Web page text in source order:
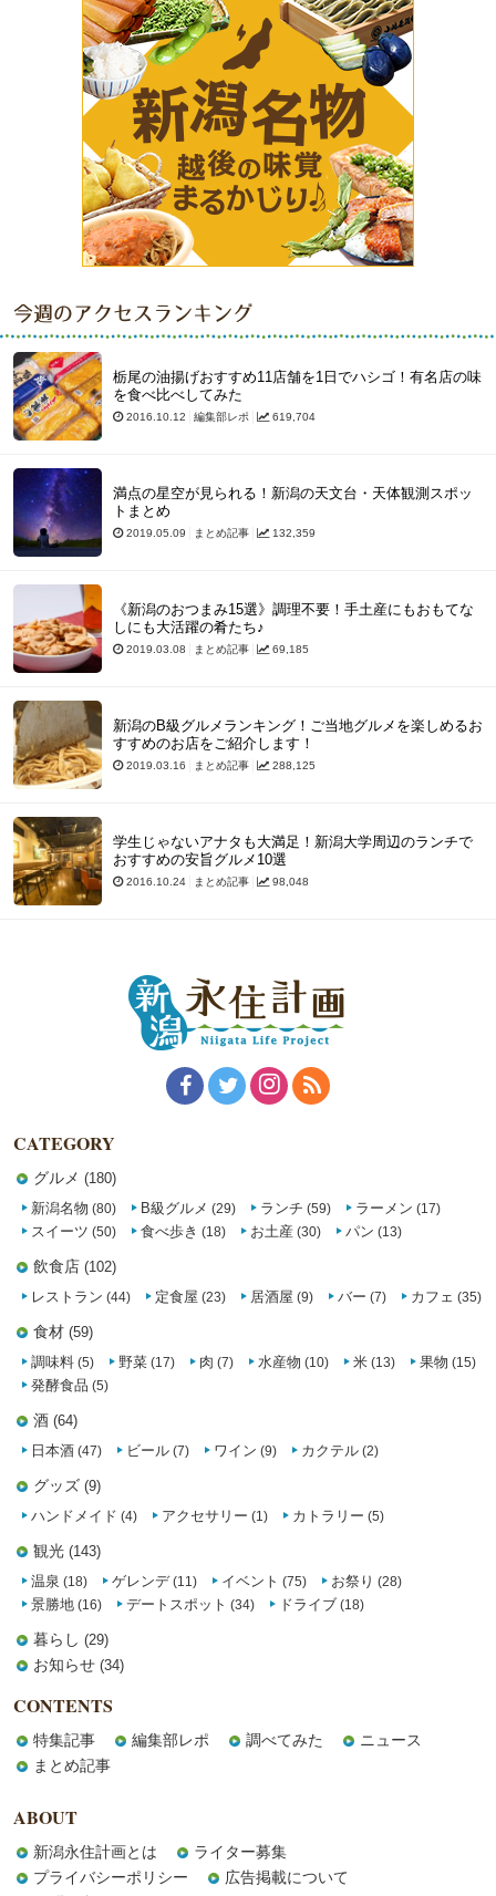
今週のアクセスランキング
栃尾の油揚げおすすめ11店舗を1日でハシゴ！有名店の味
を食べ比べしてみた
2016.10.12 編集部レポ 619,704
満点の星空が見られる！新潟の天文台・天体観測スポッ
トまとめ
2019.05.09 まとめ記事 132,359
《新潟のおつまみ15選》調理不要！手土産にもおもてな
しにも大活躍の肴たち♪
2019.03.08 まとめ記事 69,185
新潟のB級グルメランキング！ご当地グルメを楽しめるお
すすめのお店をご紹介します！
2019.03.16 まとめ記事 288,125
学生じゃないアナタも大満足！新潟大学周辺のランチで
おすすめの安旨グルメ10選
2016.10.24 まとめ記事 98,048
CATEGORY
グルメ (180)
新潟名物 (80) B級グルメ (29) ランチ (59) ラーメン (17)
スイーツ (50) 食べ歩き (18) お土産 (30) パン (13)
飲食店 (102)
レストラン (44) 定食屋 (23) 居酒屋 (9) バー (7) カフェ (35)
食材 (59)
調味料 (5) 野菜 (17) 肉 (7) 水産物 (10) 米 (13) 果物 (15)
発酵食品 (5)
酒 (64)
日本酒 (47) ビール (7) ワイン (9) カクテル (2)
グッズ (9)
ハンドメイド (4) アクセサリー (1) カトラリー (5)
観光 (143)
温泉 (18) ゲレンデ(11) イベント (75) お祭り (28)
景勝地 (16) デートスポット (34) ドライブ (18)
暮らし (29)
お知らせ (34)
CONTENTS
特集記事 編集部レポ 調べてみた
ニュース
まとめ記事
ABOUT
新潟永住計画とは
ライター募集
プライバシーポリシー
広告掲載について